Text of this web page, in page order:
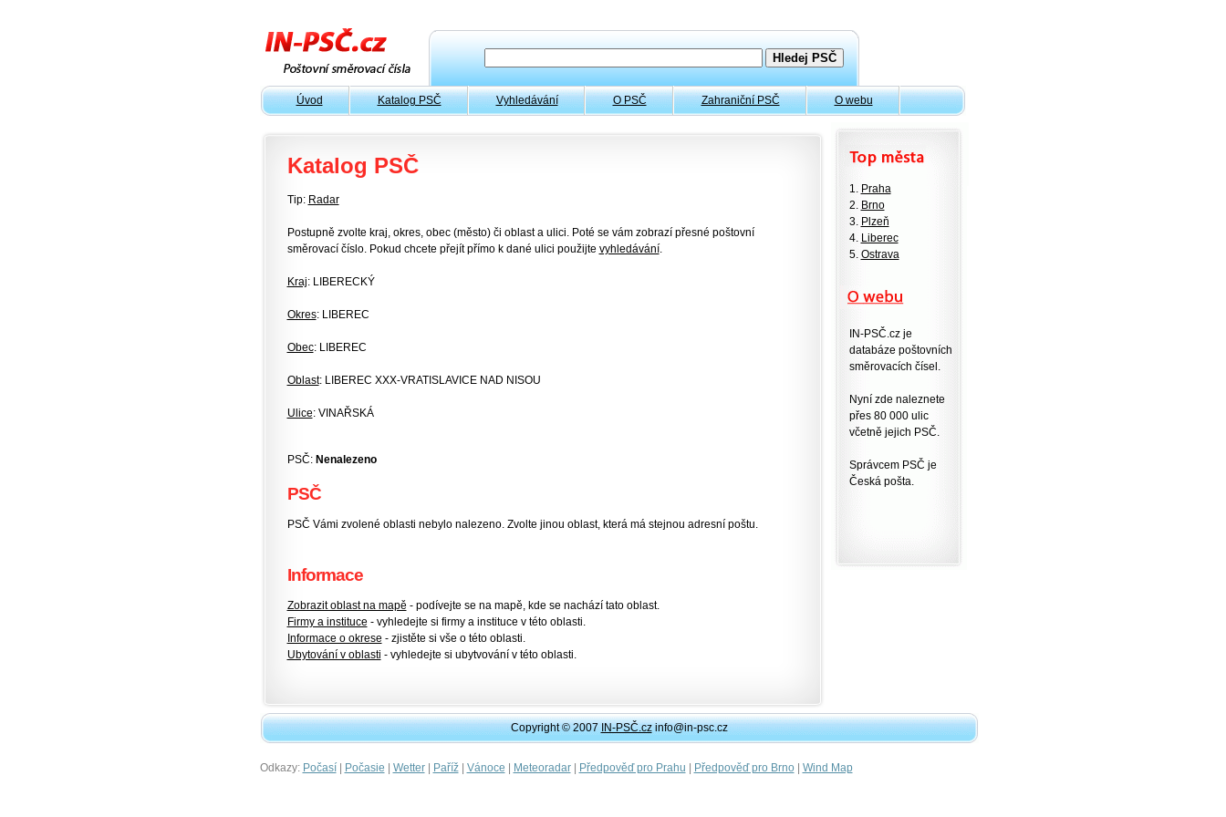
Úvod Katalog PSČ Vyhledávání O PSČ Zahraniční PSČ O webu
Katalog PSČ
Tip: Radar
Postupně zvolte kraj, okres, obec (město) či oblast a ulici. Poté se vám zobrazí přesné poštovní
směrovací číslo. Pokud chcete přejít přímo k dané ulici použijte vyhledávání.
Kraj: LIBERECKÝ
Okres: LIBEREC
Obec: LIBEREC
Oblast: LIBEREC XXX-VRATISLAVICE NAD NISOU
Ulice: VINAŘSKÁ
PSČ: Nenalezeno
PSČ
PSČ Vámi zvolené oblasti nebylo nalezeno. Zvolte jinou oblast, která má stejnou adresní poštu.
Informace
Zobrazit oblast na mapě - podívejte se na mapě, kde se nachází tato oblast.
Firmy a instituce - vyhledejte si firmy a instituce v této oblasti.
Informace o okrese - zjistěte si vše o této oblasti.
Ubytování v oblasti - vyhledejte si ubytvování v této oblasti.
1. Praha
2. Brno
3. Plzeň
4. Liberec
5. Ostrava
IN-PSČ.cz je
databáze poštovních
směrovacích čísel.
Nyní zde naleznete
přes 80 000 ulic
včetně jejich PSČ.
Správcem PSČ je
Česká pošta.
Copyright © 2007IN-PSČ.czinfo@in-psc.cz
Odkazy: Počasí| Počasie | Wetter| Paříž| Vánoce | Meteoradar| Předpověď pro Prahu | Předpověď pro Brno| Wind Map